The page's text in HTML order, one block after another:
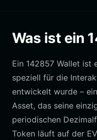
Was ist ein
Ein 142857 Wallet ist
speziell für die
entwickelt wurde –
Asset, das seine
periodischen
Token läuft auf der